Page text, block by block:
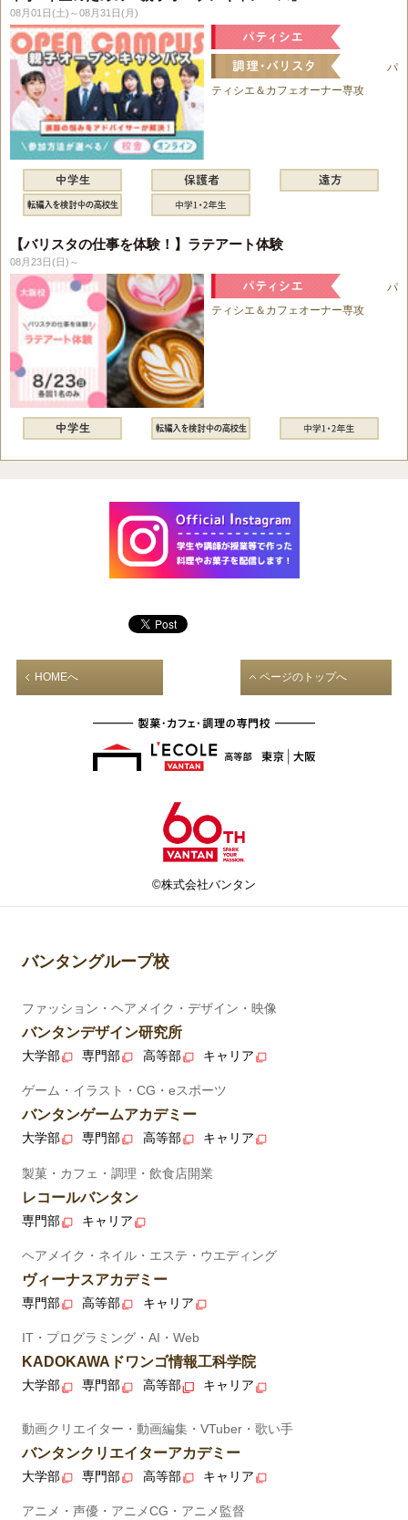
08月01日(土)～08月31日(月)
パ
ティシエ＆カフェオーナー専攻
【バリスタの仕事を体験！】ラテアート体験
08月23日(日)～
パ
ティシエ＆カフェオーナー専攻
HOMEへ ページのトップへ
©株式会社バンタン
バンタングループ校
ファッション・ヘアメイク・デザイン・映像
バンタンデザイン研究所
大学部 専門部 高等部 キャリア
ゲーム・イラスト・CG・eスポーツ
バンタンゲームアカデミー
大学部 専門部 高等部 キャリア
製菓・カフェ・調理・飲食店開業
レコールバンタン
専門部 キャリア
ヘアメイク・ネイル・エステ・ウエディング
ヴィーナスアカデミー
専門部 高等部 キャリア
IT・プログラミング・AI・Web
KADOKAWAドワンゴ情報工科学院
大学部 専門部 高等部 キャリア
動画クリエイター・動画編集・VTuber・歌い手
バンタンクリエイターアカデミー
大学部 専門部 高等部 キャリア
アニメ・声優・アニメCG・アニメ監督